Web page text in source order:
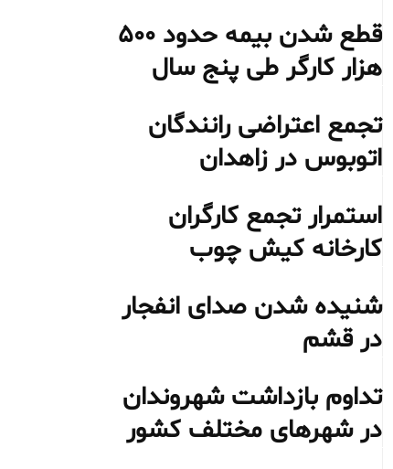
قطع شدن بیمه حدود ۵۰۰
هزار کارگر طی پنج سال
تجمع اعتراضی رانندگان
اتوبوس در زاهدان
استمرار تجمع کارگران
کارخانه کیش چوب
شنیده شدن صدای انفجار
در قشم
تداوم بازداشت شهروندان
در شهرهای مختلف کشور